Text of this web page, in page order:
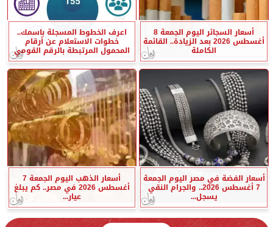
أسعار السجائر اليوم الجمعة 8
أغسطس 2026 بعد الزيادة.. القائمة
الكاملة
اعرف الخطوط المسجلة باسمك..
خطوات الاستعلام عن أرقام
المحمول المرتبطة بالرقم القومي
أسعار الفضة في مصر اليوم الجمعة
7 أغسطس 2026.. والجرام النقي
يسجل...
أسعار الذهب اليوم الجمعة 7
أغسطس 2026 في مصر.. كم يبلغ
عيار...